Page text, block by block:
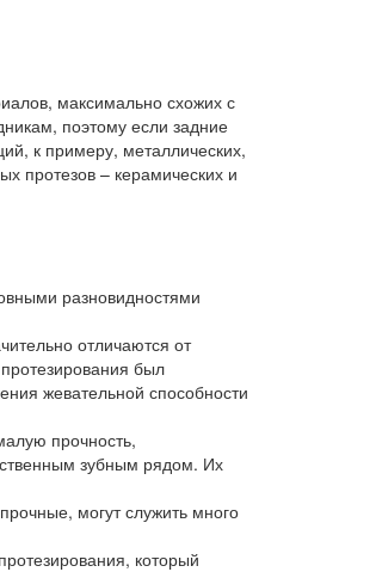
максимально схожих с
поэтому если задние
к примеру, металлических,
протезов – керамических и
разновидностями
отличаются от
был
жевательной способности
прочность,
зубным рядом. Их
могут служить много
который